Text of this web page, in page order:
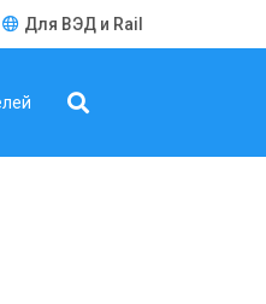
Для ВЭД и Rail